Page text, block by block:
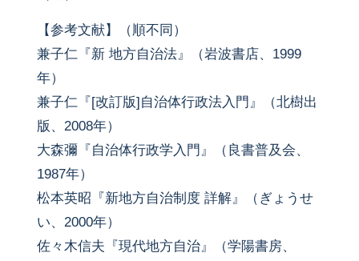
【参考文献】（順不同）
兼子仁『新 地方自治法』（岩波書店、1999
年）
兼子仁『[改訂版]自治体行政法入門』（北樹出
版、2008年）
大森彌『自治体行政学入門』（良書普及会、
1987年）
松本英昭『新地方自治制度 詳解』（ぎょうせ
い、2000年）
佐々木信夫『現代地方自治』（学陽書房、